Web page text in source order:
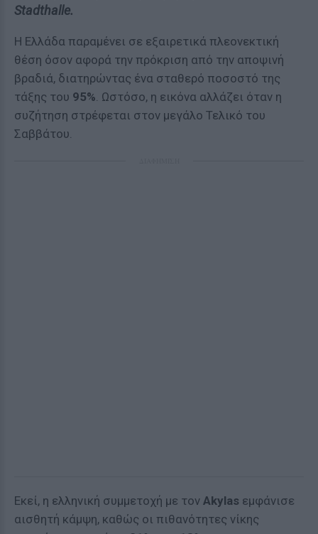
Stadthalle.
Η Ελλάδα παραμένει σε εξαιρετικά πλεονεκτική
θέση όσον αφορά την πρόκριση από την αποψινή
βραδιά, διατηρώντας ένα σταθερό ποσοστό της
τάξης του 95%. Ωστόσο, η εικόνα αλλάζει όταν η
συζήτηση στρέφεται στον μεγάλο Τελικό του
Σαββάτου.
Εκεί, η ελληνική συμμετοχή με τον Akylas εμφάνισε
αισθητή κάμψη, καθώς οι πιθανότητες νίκης